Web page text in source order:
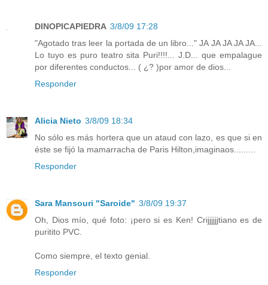
DINOPICAPIEDRA 3/8/09 17:28
"Agotado tras leer la portada de un libro..." JA JA JA JA JA...
Lo tuyo es puro teatro sita Puri!!!!... J.D... que empalague
por diferentes conductos... ( ¿? )por amor de dios...
Responder
Alicia Nieto 3/8/09 18:34
No sólo es más hortera que un ataud con lazo, es que si en
éste se fijó la mamarracha de Paris Hilton,imaginaos.........
Responder
Sara Mansouri "Saroide" 3/8/09 19:37
Oh, Dios mío, qué foto: ¡pero si es Ken! Crijjjjjjtiano es de
puritito PVC.
Como siempre, el texto genial.
Responder